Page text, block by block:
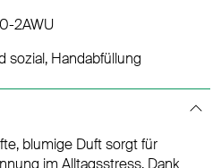
2AWU
sozial, Handabfüllung
blumige Duft sorgt für